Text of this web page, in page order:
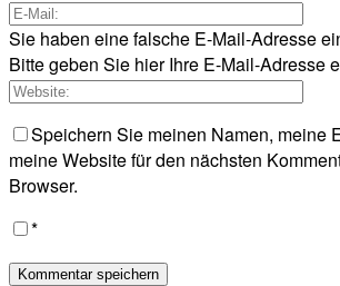
Sie haben eine falsche E-Mail-Adresse
Bitte geben Sie hier Ihre E-Mail-Adresse
Speichern Sie meinen Namen, meine
meine Website für den nächsten
Browser.
*